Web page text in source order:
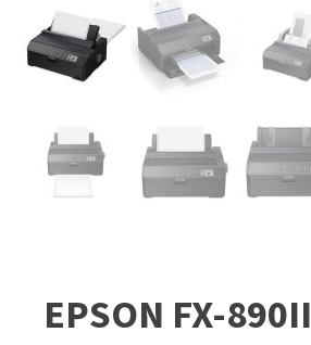
EPSON FX-890II